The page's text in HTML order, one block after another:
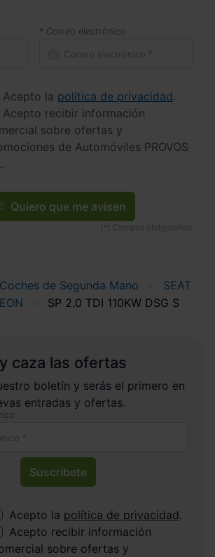
Correo electrónico
Acepto la política de privacidad.
Acepto recibir información
sobre ofertas y
de Automóviles PROVOS
Quiero que me avisen
Coches de Segunda Mano
SEAT
SP 2.0 TDI 110KW DSG S
caza las ofertas
boletín y serás el primero en
entradas y ofertas.
Suscríbete
Acepto la política de privacidad.
Acepto recibir información
sobre ofertas y